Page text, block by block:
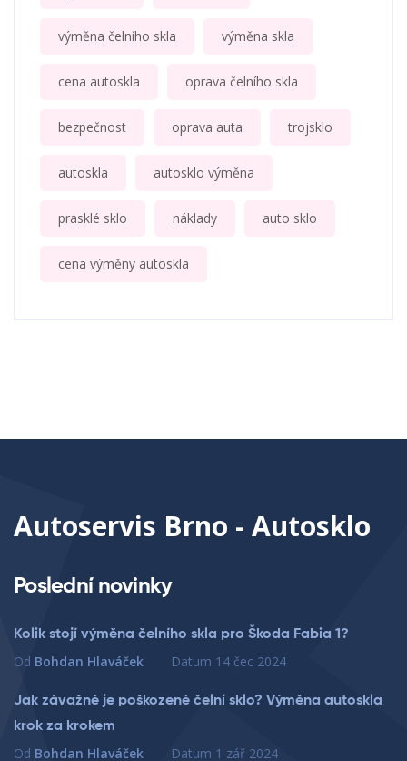
výměna čelního skla výměna skla
cena autoskla oprava čelního skla
bezpečnost oprava auta trojsklo
autoskla autosklo výměna
prasklé sklo náklady auto sklo
cena výměny autoskla
Autoservis Brno - Autosklo
Poslední novinky
Kolik stojí výměna čelního skla pro Škoda Fabia 1?
Od Bohdan Hlaváček Datum 14 čec 2024
Jak závažné je poškozené čelní sklo? Výměna autoskla
krok za krokem
Od Bohdan Hlaváček Datum 1 zář 2024